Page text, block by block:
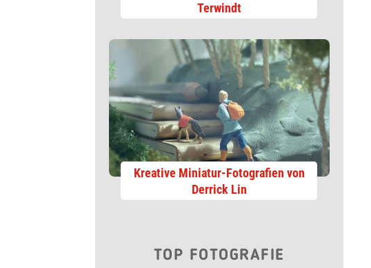
Terwindt
Kreative Miniatur-Fotografien von
Derrick Lin
TOP FOTOGRAFIE